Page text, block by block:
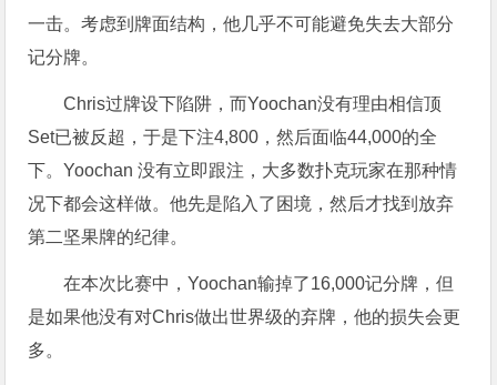
一击。考虑到牌面结构，他几乎不可能避免失去大部分
记分牌。
Chris过牌设下陷阱，而Yoochan没有理由相信顶
Set已被反超，于是下注4,800，然后面临44,000的全
下。Yoochan 没有立即跟注，大多数扑克玩家在那种情
况下都会这样做。他先是陷入了困境，然后才找到放弃
第二坚果牌的纪律。
在本次比赛中，Yoochan输掉了16,000记分牌，但
是如果他没有对Chris做出世界级的弃牌，他的损失会更
多。